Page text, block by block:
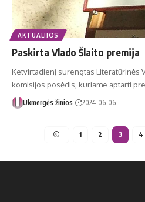
AKTUALIJOS
Paskirta Vlado Šlaito premija
Ketvirtadienį surengtas Literatūrinės
komisijos posėdis, kuriame aptarti
Ukmergės žinios 2024-06-06
1 2 3 4